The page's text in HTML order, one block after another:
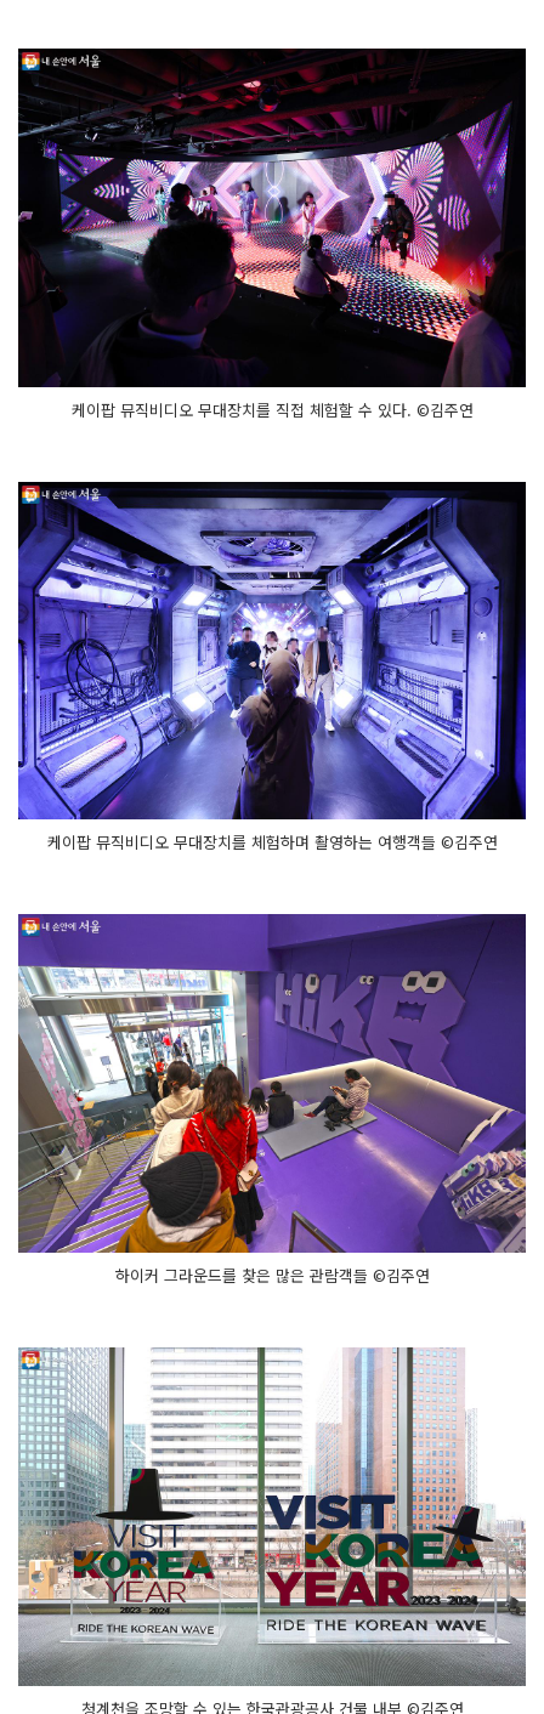
케이팝 뮤직비디오 무대장치를 직접 체험할 수 있다. ©김주연
케이팝 뮤직비디오 무대장치를 체험하며 촬영하는 여행객들 ©김주연
하이커 그라운드를 찾은 많은 관람객들 ©김주연
청계천을 조망할 수 있는 한국관광공사 건물 내부 ©김주연